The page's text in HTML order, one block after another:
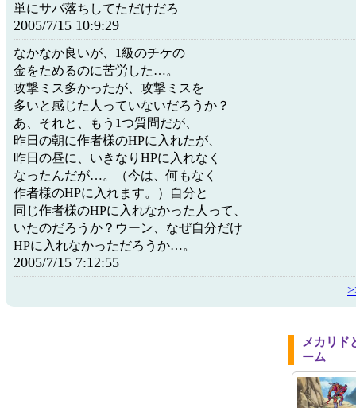
単にサバ落ちしてただけだろ
2005/7/15 10:9:29
なかなか良いが、1級のチケの
金をためるのに苦労した…。
攻撃ミス多かったが、攻撃ミスを
多いと感じた人っていないだろうか？
あ、それと、もう1つ質問だが、
昨日の朝に作者様のHPに入れたが、
昨日の昼に、いきなりHPに入れなく
なったんだが…。（今は、何もなく
作者様のHPに入れます。）自分と
同じ作者様のHPに入れなかった人って、
いたのだろうか？ウーン、なぜ自分だけ
HPに入れなかっただろうか…。
2005/7/15 7:12:55
メカリド
ーム